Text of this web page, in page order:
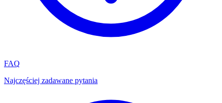
FAQ
Najczęściej zadawane pytania